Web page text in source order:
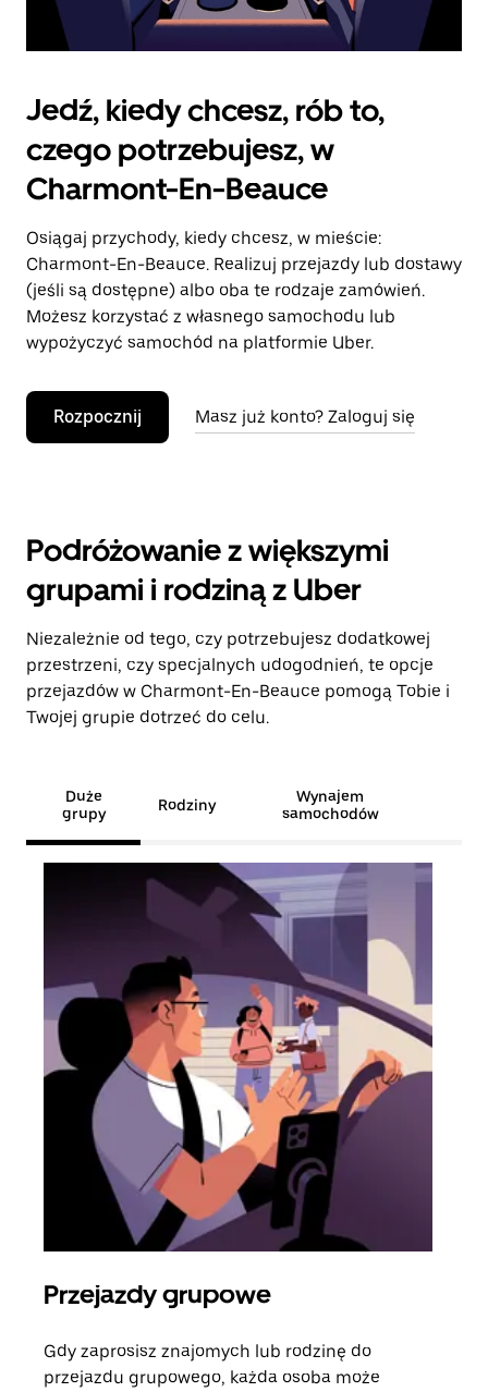
Jedź, kiedy chcesz, rób to,
czego potrzebujesz, w
Charmont-En-Beauce
Osiągaj przychody, kiedy chcesz, w mieście:
Charmont-En-Beauce. Realizuj przejazdy lub dostawy
(jeśli są dostępne) albo oba te rodzaje zamówień.
Możesz korzystać z własnego samochodu lub
wypożyczyć samochód na platformie Uber.
Rozpocznij Masz już konto? Zaloguj się
Podróżowanie z większymi
grupami i rodziną z Uber
Niezależnie od tego, czy potrzebujesz dodatkowej
przestrzeni, czy specjalnych udogodnień, te opcje
przejazdów w Charmont-En-Beauce pomogą Tobie i
Twojej grupie dotrzeć do celu.
Duże
grupy
Rodziny
Wynajem
samochodów
Przejazdy grupowe
Gdy zaprosisz znajomych lub rodzinę do
przejazdu grupowego, każda osoba może